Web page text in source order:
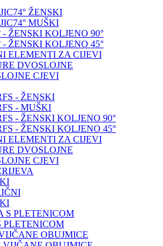
ŽENSKI
MUŠKI
- ŽENSKI KOLJENO 90°
- ŽENSKI KOLJENO 45°
ELEMENTI ZA CIJEVI
DVOSLOJNE
CJEVI
- ŽENSKI
- MUŠKI
- ŽENSKI KOLJENO 90°
- ŽENSKI KOLJENO 45°
ELEMENTI ZA CIJEVI
DVOSLOJNE
CJEVI
S PLETENICOM
PLETENICOM
OBUJMICE